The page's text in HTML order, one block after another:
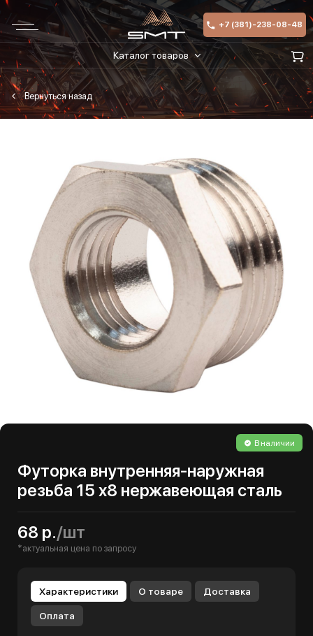
+7 (381)-238-08-48
Каталог товаров
В наличии
Футорка внутренняя-наружная
резьба 15 х8 нержавеющая сталь
68 р./шт
*актуальная цена по запросу
Характеристики О товаре Доставка
Оплата